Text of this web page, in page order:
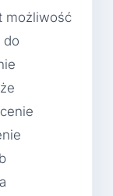
możliwość
do